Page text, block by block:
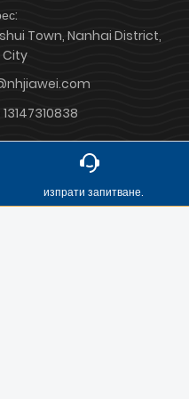
Town, Nanhai District,
City
Отливка под налягане от
под налягане леене под
изпрати запитване.